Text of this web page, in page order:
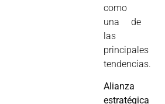
como
una de
las
principales
tendencias.
Alianza
estratégica